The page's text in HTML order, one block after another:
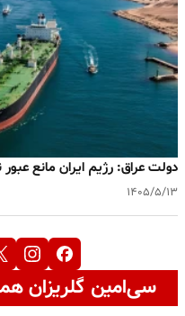
دولت عراق: رژیم ایران مانع
۱۴۰۵/۵/۱۳
سی‌امین گلریزان